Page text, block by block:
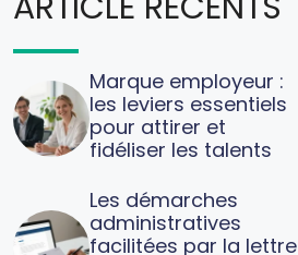
Marque employeur :
les leviers essentiels
pour attirer et
fidéliser les talents
Les démarches
administratives
facilitées par la lettre